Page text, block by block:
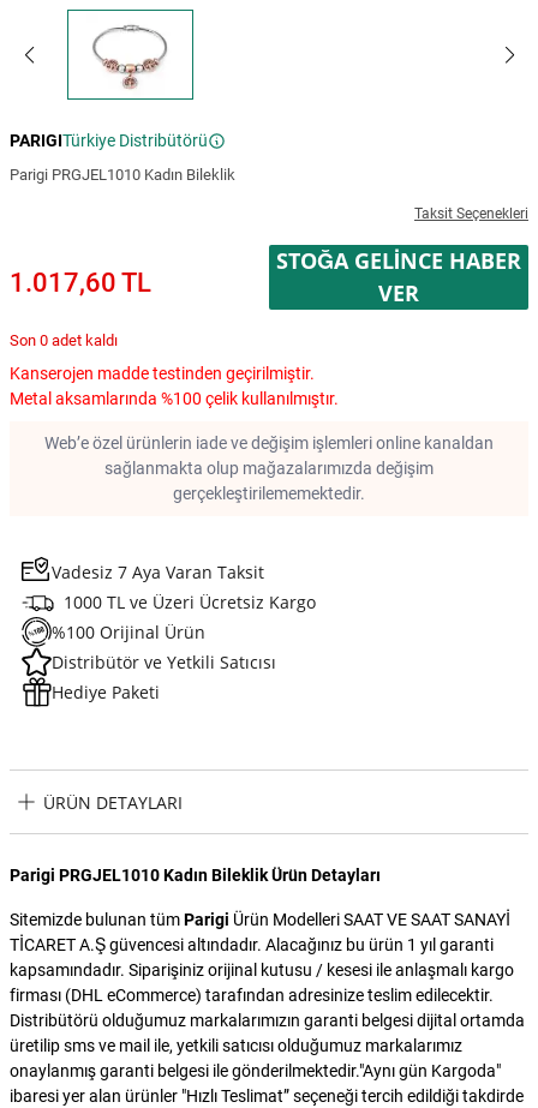
PARIGITürkiye Distribütörü
Parigi PRGJEL1010 Kadın Bileklik
Taksit Seçenekleri
1.017,60 TL
STOĞA GELINCE HABER
VER
Son 0 adet kaldı
Kanserojen madde testinden geçirilmiştir.
Metal aksamlarında %100 çelik kullanılmıştır.
Web’e özel ürünlerin iade ve değişim işlemleri online kanaldan
sağlanmakta olup mağazalarımızda değişim
gerçekleştirilememektedir.
Vadesiz 7 Aya Varan Taksit
1000 TL ve Üzeri Ücretsiz Kargo
%100 Orijinal Ürün
Distribütör ve Yetkili Satıcısı
Hediye Paketi
ÜRÜN DETAYLARI
Parigi PRGJEL1010 Kadın Bileklik Ürün Detayları
Sitemizde bulunan tümParigi Ürün Modelleri SAAT VE SAAT SANAYİ
TİCARET A.Ş güvencesi altındadır. Alacağınız bu ürün 1 yıl garanti
kapsamındadır. Siparişiniz orijinal kutusu / kesesi ile anlaşmalı kargo
firması (DHL eCommerce) tarafından adresinize teslim edilecektir.
Distribütörü olduğumuz markalarımızın garanti belgesi dijital ortamda
üretilip sms ve mail ile, yetkili satıcısı olduğumuz markalarımız
onaylanmış garanti belgesi ile gönderilmektedir."Aynı gün Kargoda"
ibaresi yer alan ürünler "Hızlı Teslimat” seçeneği tercih edildiği takdirde